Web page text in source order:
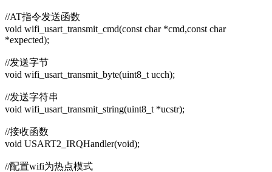
//AT指令发送函数
void wifi_usart_transmit_cmd(const char *cmd,const char
*expected);
//发送字节
void wifi_usart_transmit_byte(uint8_t ucch);
//发送字符串
void wifi_usart_transmit_string(uint8_t *ucstr);
//接收函数
void USART2_IRQHandler(void);
//配置wifi为热点模式